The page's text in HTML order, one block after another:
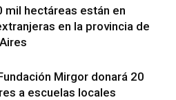
mil hectáreas están en
en la provincia de
Mirgor donará 20
a escuelas locales